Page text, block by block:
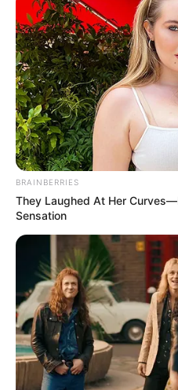
BRAINBERRIES
They Laughed At Her
Sensation